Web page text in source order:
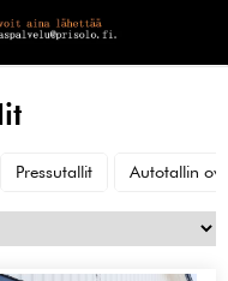
Pressutallit Autotallin